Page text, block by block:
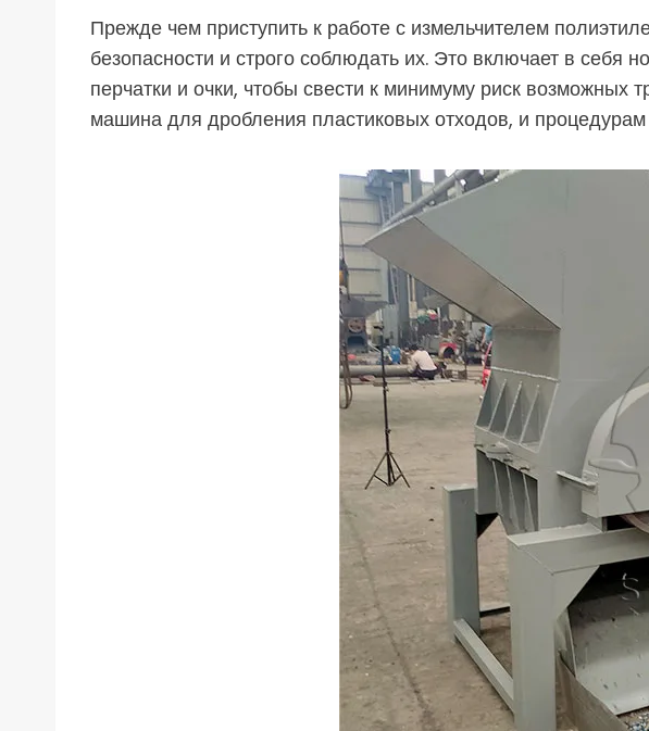
Прежде чем приступить к работе с измельчителем
безопасности и строго соблюдать их. Это включает в
перчатки и очки, чтобы свести к минимуму риск возможных
машина для дробления пластиковых отходов, и